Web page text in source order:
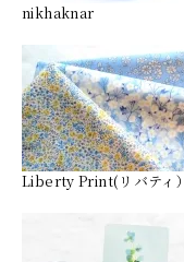
nikhaknar
Liberty Print(リバティ）